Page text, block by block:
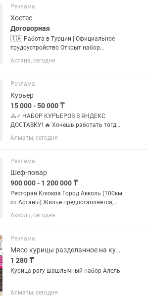
3800 быстро удаляет грязь,...
Реклама
Хостес
Договорная
🇹🇷 Работа в Турции | Официальное
трудоустройство Открыт набор
девушек на работу в Турции. Мы
предлагаем: • Официальное
Заработная плата от 1 500 до 2 000
USD. •...
Астана, сегодня
Реклама
Курьер
15 000 - 50 000 ₸
🚴♂️ НАБОР КУРЬЕРОВ В ЯНДЕКС
ДОСТАВКУ! 🔥 Хочешь работать тогда,
когда удобно тебе, и получать деньги
за выполненные заказы? Подключайся
Алматы, сегодня
Реклама
Шеф-повар
900 000 - 1 200 000 ₸
Ресторан Клюква Город Акколь (100км
от Астаны) Жилье предоставляется,
одноместный номер в гостинице.
Зарплата раз в неделю Оплата за
11:00 до 23:30 Кухня...
Акколь, сегодня
Реклама
Мясо курицы разделанное на куски среднего размера для шашлыка рагу Алель
1 280 ₸
Курица рагу шашлычный набор Алель
Алматы, сегодня